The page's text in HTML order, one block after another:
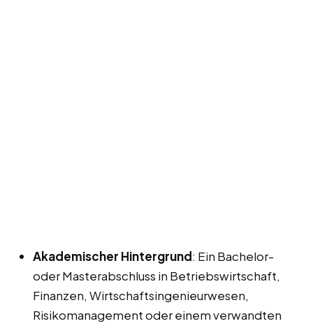
Akademischer Hintergrund: Ein Bachelor-
oder Masterabschluss in Betriebswirtschaft,
Finanzen, Wirtschaftsingenieurwesen,
Risikomanagement oder einem verwandten